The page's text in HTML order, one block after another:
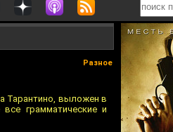
Разное
Тарантино, выложен в
грамматические и